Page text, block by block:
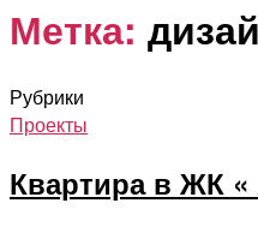
Метка:
Рубрики
Проекты
Квартира в ЖК «